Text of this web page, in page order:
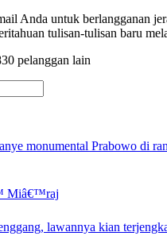
Anda untuk berlangganan
tulisan-tulisan baru
pelanggan lain
monumental Prabowo di
Miâ€™raj
lawannya kian